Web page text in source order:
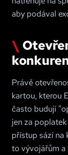
aby podával
Právě
kartou, kterou
často budují
jen za
přístup sází na
to vývojářům